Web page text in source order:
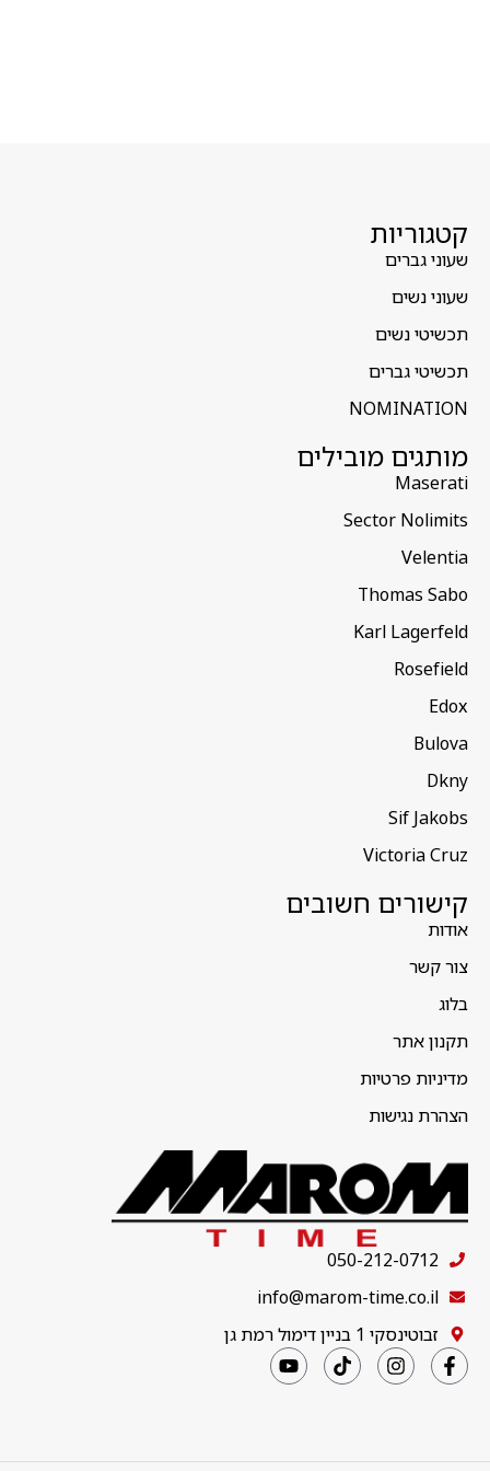
קטגוריות
שעוני גברים
שעוני נשים
תכשיטי נשים
תכשיטי גברים
NOMINATION
מותגים מובילים
Maserati
Sector Nolimits
Velentia
Thomas Sabo
Karl Lagerfeld
Rosefield
Edox
Bulova
Dkny
Sif Jakobs
Victoria Cruz
קישורים חשובים
אודות
צור קשר
בלוג
תקנון אתר
מדיניות פרטיות
הצהרת נגישות
050-212-0712
info@marom-time.co.il
זבוטינסקי 1 בניין דימול רמת גן